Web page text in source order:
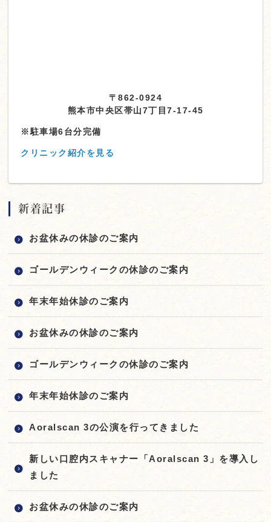
〒862-0924
熊本市中央区帯山7丁目7-17-45
※駐車場6台分完備
クリニック紹介を見る
新着記事
お盆休みの休診のご案内
ゴールデンウィークの休診のご案内
年末年始休診のご案内
お盆休みの休診のご案内
ゴールデンウィークの休診のご案内
年末年始休診のご案内
Aoralscan 3の公演を行ってきました
新しい口腔内スキャナー「Aoralscan 3」を導入し
ました
お盆休みの休診のご案内